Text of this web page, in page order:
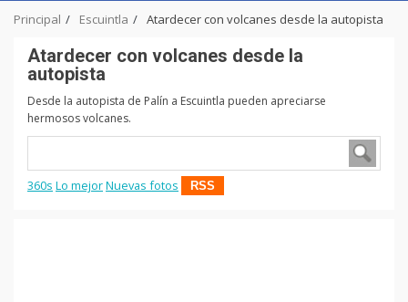
Principal Escuintla Atardecer con volcanes desde la autopista
Atardecer con volcanes desde la
autopista
Desde la autopista de Palín a Escuintla pueden apreciarse
hermosos volcanes.
360s Lo mejorNuevas fotos RSS